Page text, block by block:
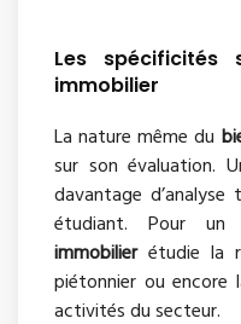
Les
immobilier
La nature même du
sur son évaluation.
davantage d’analyse
étudiant. Pour un
immobilierétudie la
piétonnier ou encore
activités du secteur.